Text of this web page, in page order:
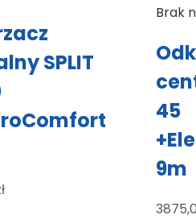
SPLIT
Brak
45
9m